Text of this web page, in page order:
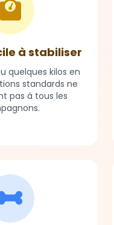
à stabiliser
quelques kilos en
standards ne
pas à tous les